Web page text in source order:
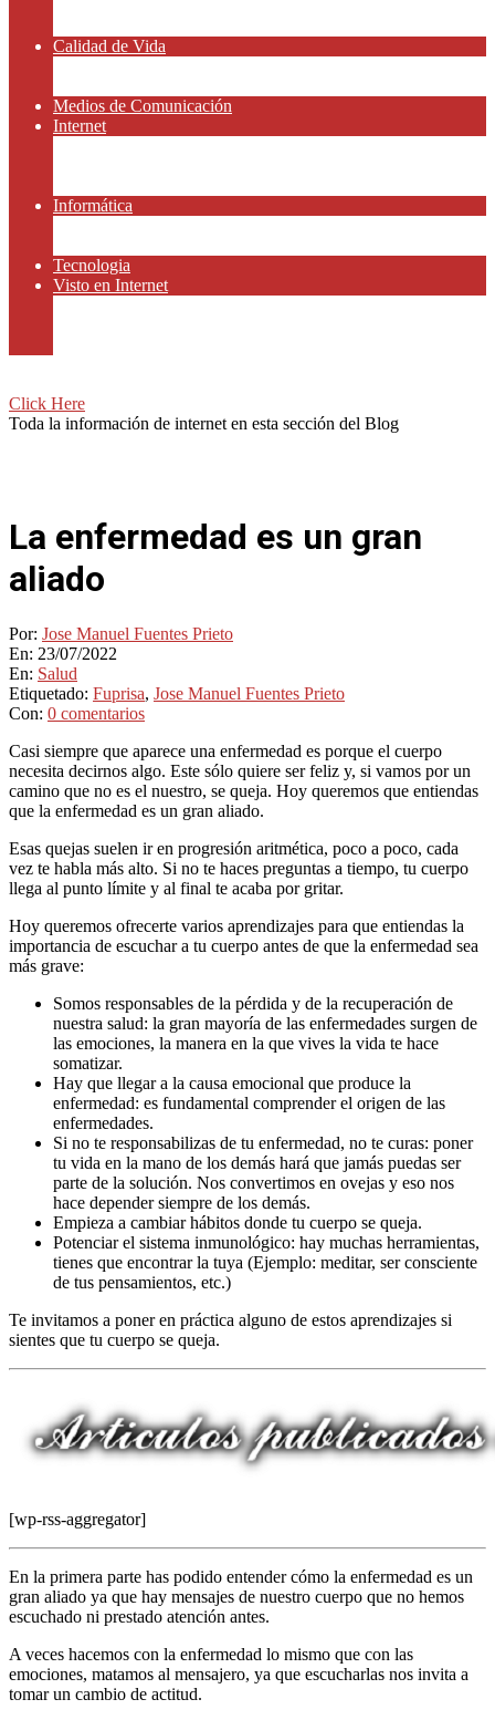
Calidad de Vida
Medios de Comunicación
Internet
Informática
Tecnologia
Visto en Internet
Click Here
Toda la información de internet en esta sección del Blog
La enfermedad es un gran
aliado
Por: Jose Manuel Fuentes Prieto
En: 23/07/2022
En: Salud
Etiquetado: Fuprisa, Jose Manuel Fuentes Prieto
Con: 0 comentarios
Casi siempre que aparece una enfermedad es porque el cuerpo
necesita decirnos algo. Este sólo quiere ser feliz y, si vamos por un
camino que no es el nuestro, se queja. Hoy queremos que entiendas
que la enfermedad es un gran aliado.
Esas quejas suelen ir en progresión aritmética, poco a poco, cada
vez te habla más alto. Si no te haces preguntas a tiempo, tu cuerpo
llega al punto límite y al final te acaba por gritar.
Hoy queremos ofrecerte varios aprendizajes para que entiendas la
importancia de escuchar a tu cuerpo antes de que la enfermedad sea
más grave:
Somos responsables de la pérdida y de la recuperación de
nuestra salud: la gran mayoría de las enfermedades surgen de
las emociones, la manera en la que vives la vida te hace
somatizar.
Hay que llegar a la causa emocional que produce la
enfermedad: es fundamental comprender el origen de las
enfermedades.
Si no te responsabilizas de tu enfermedad, no te curas: poner
tu vida en la mano de los demás hará que jamás puedas ser
parte de la solución. Nos convertimos en ovejas y eso nos
hace depender siempre de los demás.
Empieza a cambiar hábitos donde tu cuerpo se queja.
Potenciar el sistema inmunológico: hay muchas herramientas,
tienes que encontrar la tuya (Ejemplo: meditar, ser consciente
de tus pensamientos, etc.)
Te invitamos a poner en práctica alguno de estos aprendizajes si
sientes que tu cuerpo se queja.
[wp-rss-aggregator]
En la primera parte has podido entender cómo la enfermedad es un
gran aliado ya que hay mensajes de nuestro cuerpo que no hemos
escuchado ni prestado atención antes.
A veces hacemos con la enfermedad lo mismo que con las
emociones, matamos al mensajero, ya que escucharlas nos invita a
tomar un cambio de actitud.